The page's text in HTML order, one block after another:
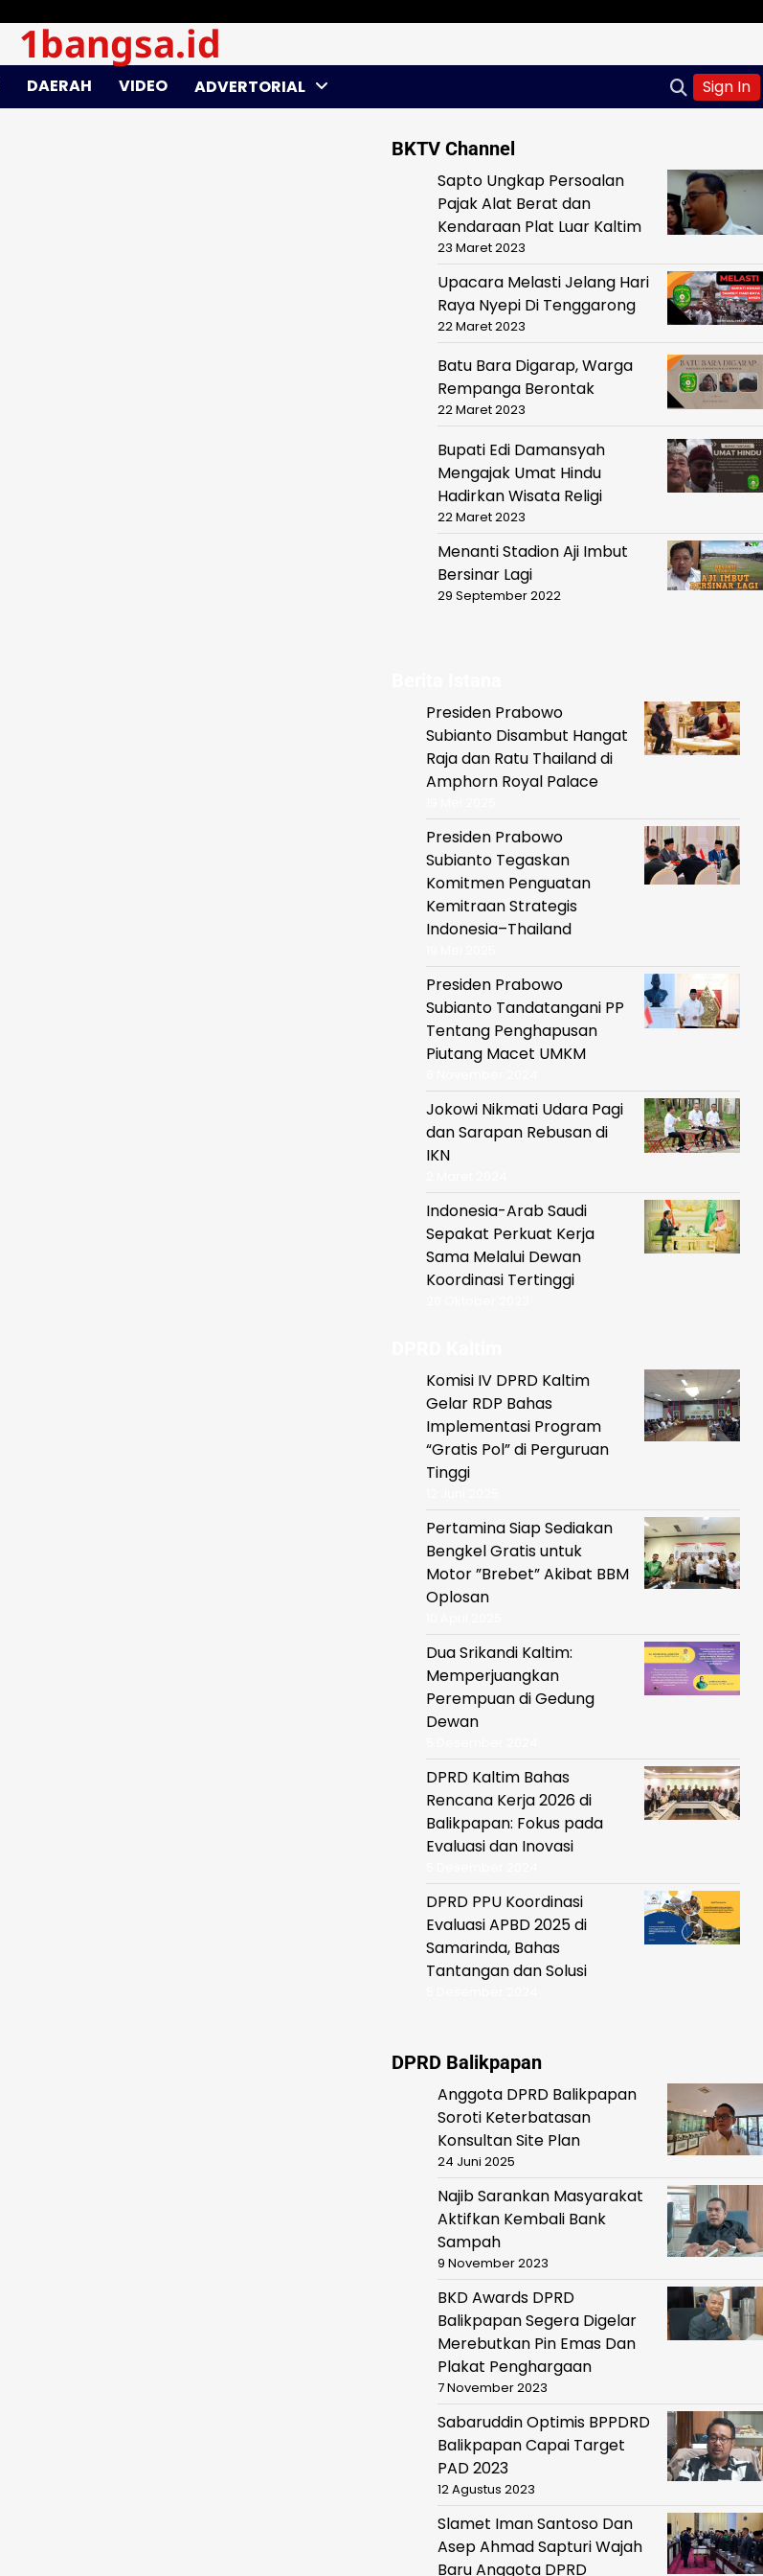
1bangsa.id
DAERAH VIDEO ADVERTORIAL Sign In
BKTV Channel
Sapto Ungkap Persoalan
Pajak Alat Berat dan
Kendaraan Plat Luar Kaltim
23 Maret 2023
Upacara Melasti Jelang Hari
Raya Nyepi Di Tenggarong
22 Maret 2023
Batu Bara Digarap, Warga
Rempanga Berontak
22 Maret 2023
Bupati Edi Damansyah
Mengajak Umat Hindu
Hadirkan Wisata Religi
22 Maret 2023
Menanti Stadion Aji Imbut
Bersinar Lagi
29 September 2022
Presiden Prabowo
Subianto Disambut Hangat
Raja dan Ratu Thailand di
Amphorn Royal Palace
Presiden Prabowo
Subianto Tegaskan
Komitmen Penguatan
Kemitraan Strategis
Indonesia–Thailand
Presiden Prabowo
Subianto Tandatangani PP
Tentang Penghapusan
Piutang Macet UMKM
Jokowi Nikmati Udara Pagi
dan Sarapan Rebusan di
IKN
Indonesia-Arab Saudi
Sepakat Perkuat Kerja
Sama Melalui Dewan
Koordinasi Tertinggi
Komisi IV DPRD Kaltim
Gelar RDP Bahas
Implementasi Program
“Gratis Pol” di Perguruan
Tinggi
Pertamina Siap Sediakan
Bengkel Gratis untuk
Motor ”Brebet” Akibat BBM
Oplosan
Dua Srikandi Kaltim:
Memperjuangkan
Perempuan di Gedung
Dewan
DPRD Kaltim Bahas
Rencana Kerja 2026 di
Balikpapan: Fokus pada
Evaluasi dan Inovasi
DPRD PPU Koordinasi
Evaluasi APBD 2025 di
Samarinda, Bahas
Tantangan dan Solusi
DPRD Balikpapan
Anggota DPRD Balikpapan
Soroti Keterbatasan
Konsultan Site Plan
24 Juni 2025
Najib Sarankan Masyarakat
Aktifkan Kembali Bank
Sampah
9 November 2023
BKD Awards DPRD
Balikpapan Segera Digelar
Merebutkan Pin Emas Dan
Plakat Penghargaan
7 November 2023
Sabaruddin Optimis BPPDRD
Balikpapan Capai Target
PAD 2023
12 Agustus 2023
Slamet Iman Santoso Dan
Asep Ahmad Sapturi Wajah
Baru Anggota DPRD